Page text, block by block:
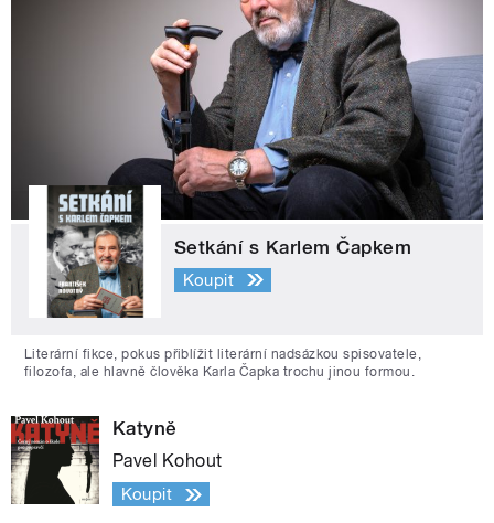
Setkání s Karlem Čapkem
Koupit
Literární fikce, pokus přiblížit literární nadsázkou spisovatele,
filozofa, ale hlavně člověka Karla Čapka trochu jinou formou.
Katyně
Pavel Kohout
Koupit